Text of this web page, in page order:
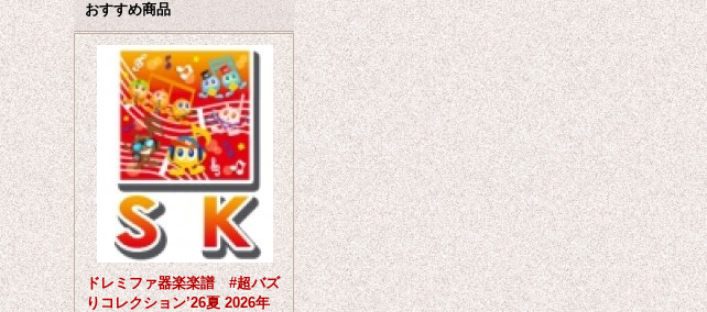
おすすめ商品
ドレミファ器楽楽譜 #超バズ
りコレクション’26夏 2026年